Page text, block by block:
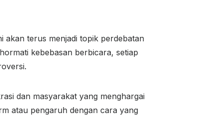
akan terus menjadi topik perdebatan
kebebasan berbicara, setiap
dan masyarakat yang menghargai
atau pengaruh dengan cara yang